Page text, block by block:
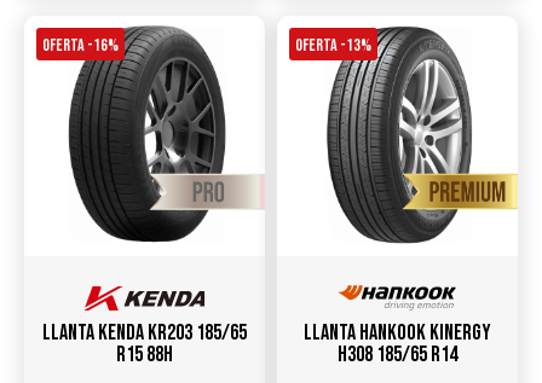
OFERTA -16%
Llanta KENDA KR203 185/65
R15 88H
OFERTA -13%
Llanta HANKOOK Kinergy
H308 185/65 R14